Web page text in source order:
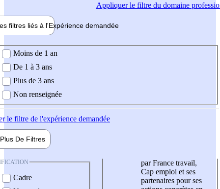
Appliquerle filtre du domaine
filtres liés à l'Expérience demandée
demandée
Moins de 1 an
De 1 à 3 ans
Plus de 3 ans
Non renseignée
le filtre de l'expérience demandée
Plus De Filtres
Cadre
par France travail,
Cap emploi et ses
partenaires pour ses